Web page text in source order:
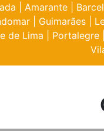
Amarante
Guimarães
de Lima
Portalegre